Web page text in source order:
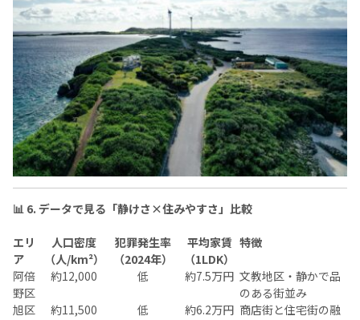
📊 6. データで見る「静けさ×住みやすさ」比較
エリ
ア
人口密度
（人/km²）
犯罪発生率
（2024年）
平均家賃
（1LDK）
特徴
阿倍
野区
約12,000 低 約7.5万円 文教地区・静かで品
のある街並み
旭区
約11,500 低 約6.2万円 商店街と住宅街の融